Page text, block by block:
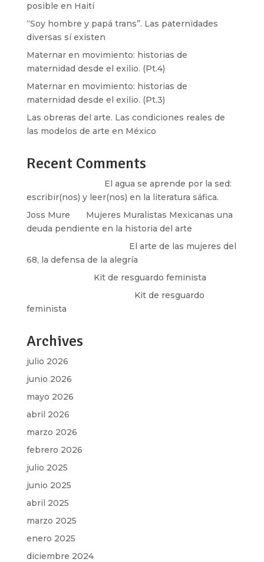
posible en Haití
“Soy hombre y papá trans”. Las paternidades
diversas sí existen
Maternar en movimiento: historias de
maternidad desde el exilio. (Pt.4)
Maternar en movimiento: historias de
maternidad desde el exilio. (Pt.3)
Las obreras del arte. Las condiciones reales de
las modelos de arte en México
Recent Comments
El agua se aprende por la sed:
escribir(nos) y leer(nos) en la literatura sáfica.
Joss Mure
Mujeres Muralistas Mexicanas una
deuda pendiente en la historia del arte
El arte de las mujeres del
68, la defensa de la alegría
Kit de resguardo feminista
Kit de resguardo
feminista
Archives
julio 2026
junio 2026
mayo 2026
abril 2026
marzo 2026
febrero 2026
julio 2025
junio 2025
abril 2025
marzo 2025
enero 2025
diciembre 2024